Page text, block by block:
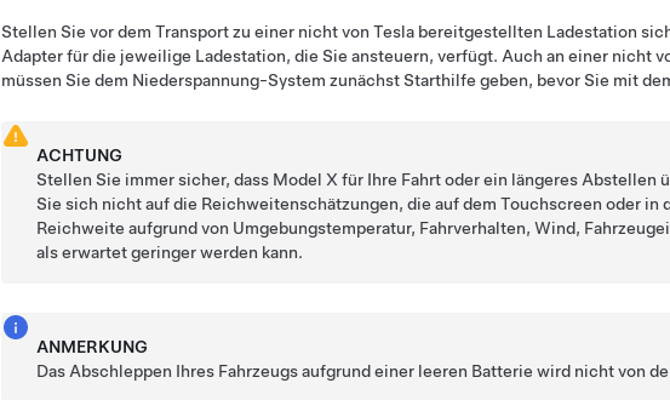
Stellen Sie vor dem Transport zu einer nicht von Tesla bereitgestellten Ladestation
Adapter für die jeweilige Ladestation, die Sie ansteuern, verfügt. Auch an einer nicht
müssen Sie dem Niederspannung-System zunächst Starthilfe geben, bevor Sie mit
ACHTUNG
Stellen Sie immer sicher, dass Model X für Ihre Fahrt oder ein längeres Abstellen
Sie sich nicht auf die Reichweitenschätzungen, die auf dem Touchscreen oder in
Reichweite aufgrund von Umgebungstemperatur, Fahrverhalten, Wind,
als erwartet geringer werden kann.
ANMERKUNG
Das Abschleppen Ihres Fahrzeugs aufgrund einer leeren Batterie wird nicht von